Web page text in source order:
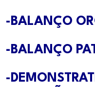
-BALANÇO
-BALANÇO
-